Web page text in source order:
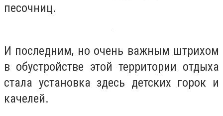
песочниц.
И последним, но очень важным штрихом
в обустройстве этой территории отдыха
стала установка здесь детских горок и
качелей.